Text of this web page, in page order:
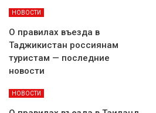
НОВОСТИ
О правилах въезда в
Таджикистан россиянам
туристам — последние
новости
НОВОСТИ